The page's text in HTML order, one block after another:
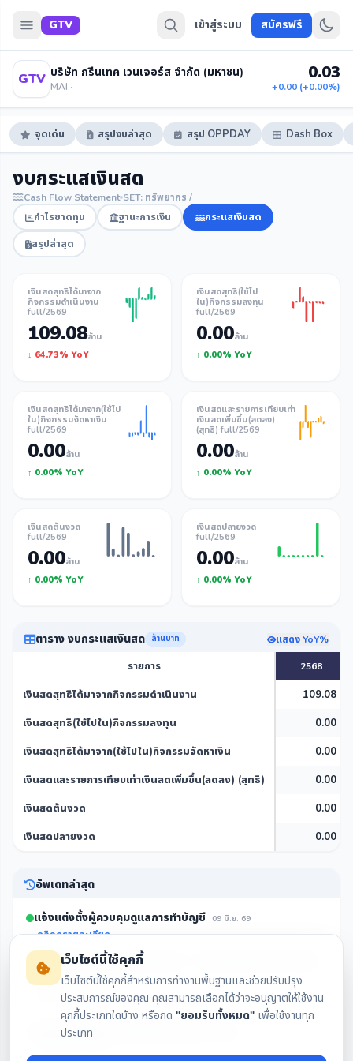
GTV เข้าสู่ระบบ สมัครฟรี
GTV บริษัท กรีนเทค เวนเจอร์ส จำกัด (มหาชน)
MAI ·
0.03
+0.00 (+0.00%)
จุดเด่น สรุปงบล่าสุด สรุป OPPDAY Dash Box
งบกระแสเงินสด
Cash Flow Statement SET: ทรัพยากร /
กำไรขาดทุน ฐานะการเงิน
กระแสเงินสด
สรุปล่าสุด
เงินสดสุทธิได้มาจาก
กิจกรรมดำเนินงาน
full/2569
109.08ล้าน
↓ 64.73% YoY
เงินสดสุทธิ(ใช้ไป
ใน)กิจกรรมลงทุน
full/2569
0.00ล้าน
↑ 0.00% YoY
เงินสดสุทธิได้มาจาก(ใช้ไป
ใน)กิจกรรมจัดหาเงิน
full/2569
0.00ล้าน
↑ 0.00% YoY
เงินสดและรายการเทียบเท่า
เงินสดเพิ่มขึ้น(ลดลง)
(สุทธิ) full/2569
0.00ล้าน
↑ 0.00% YoY
เงินสดต้นงวด
full/2569
0.00ล้าน
↑ 0.00% YoY
เงินสดปลายงวด
full/2569
0.00ล้าน
↑ 0.00% YoY
ตาราง งบกระแสเงินสด ล้านบาท แสดง YoY%
รายการ 2568
เงินสดสุทธิได้มาจากกิจกรรมดำเนินงาน
109.08
เงินสดสุทธิ(ใช้ไปใน)กิจกรรมลงทุน
0.00
เงินสดสุทธิได้มาจาก(ใช้ไปใน)กิจกรรมจัดหาเงิน
0.00
เงินสดและรายการเทียบเท่าเงินสดเพิ่มขึ้น(ลดลง) (สุทธิ)
0.00
เงินสดต้นงวด
0.00
เงินสดปลายงวด
0.00
อัพเดทล่าสุด
แจ้งแต่งตั้งผู้ควบคุมดูแลการทำบัญชี 09 มิ.ย. 69
คลิกดูรายละเอียด
GTV ปิดฉาก “เหมืองคริปโตลาว” หลังบริษัทย่อยจดทะเบียน
เลิกกิจการ 05 มิ.ย. 69
ผู้สื่อข่าวรายงานว่า วันนี้ (5 มิ.ย. 69) บริษัท กรีนเทค เวนเจอร์ส จำกัด (มหาชน)
หรือ GTV แจ้งผ่านตลาดหลักทรัพย์แห่งประเทศไทย (ตลท.) ถึงความคืบหน้าการ
ยุติการลงทุนในธุรกิจสินทรัพย... คลิกดูรายละเอียด
แจ้งเลิกบริษัทของบริษัทย่อยในต่างประเทศ
เว็บไซต์นี้ใช้คุกกี้
เว็บไซต์นี้ใช้คุกกี้สำหรับการทำงานพื้นฐานและช่วยปรับปรุง
ประสบการณ์ของคุณ คุณสามารถเลือกได้ว่าจะอนุญาตให้ใช้งาน
คุกกี้ประเภทใดบ้าง หรือกด "ยอมรับทั้งหมด" เพื่อใช้งานทุก
ประเภท